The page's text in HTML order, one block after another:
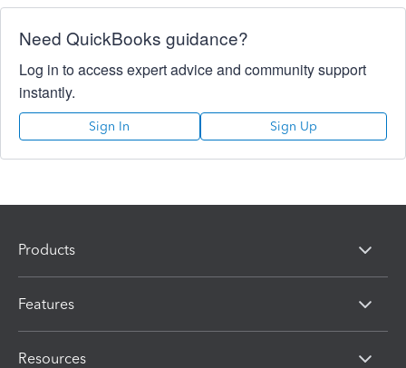
Need QuickBooks guidance?
Log in to access expert advice and community support
instantly.
Sign In Sign Up
Products
Features
Resources